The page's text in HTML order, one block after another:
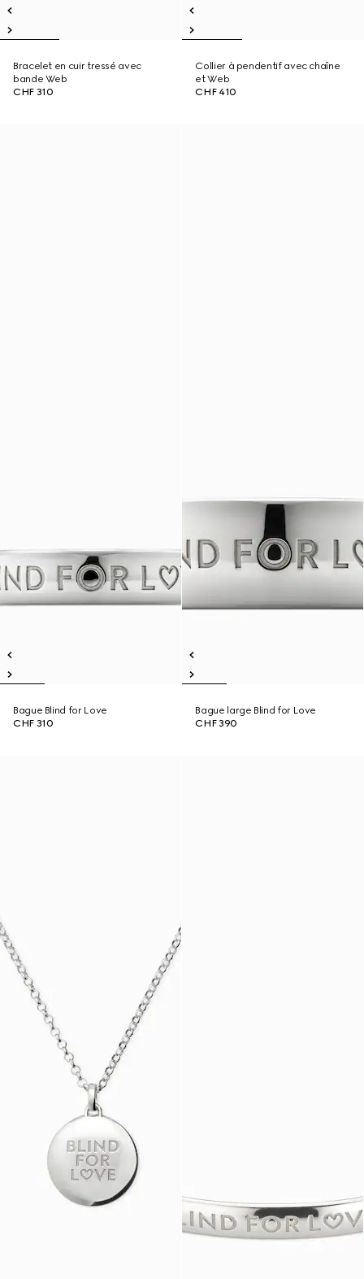
Bracelet en cuir tressé avec
bande Web
CHF 310
Collier à pendentif avec chaîne
et Web
CHF 410
Bague Blind for Love
CHF 310
Bague large Blind for Love
CHF 390